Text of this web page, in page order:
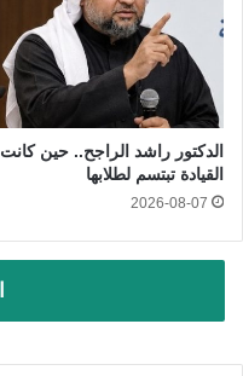
الدكتور راشد الراجح.. حين كانت
القيادة تبتسم لطلابها
2026-08-07